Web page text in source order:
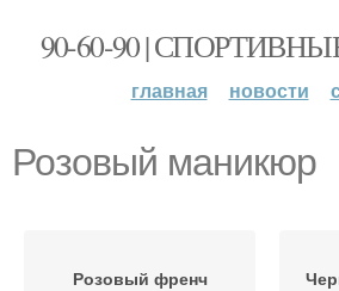
90-60-90 |
главная новости
Розовый маникюр
Розовый френч